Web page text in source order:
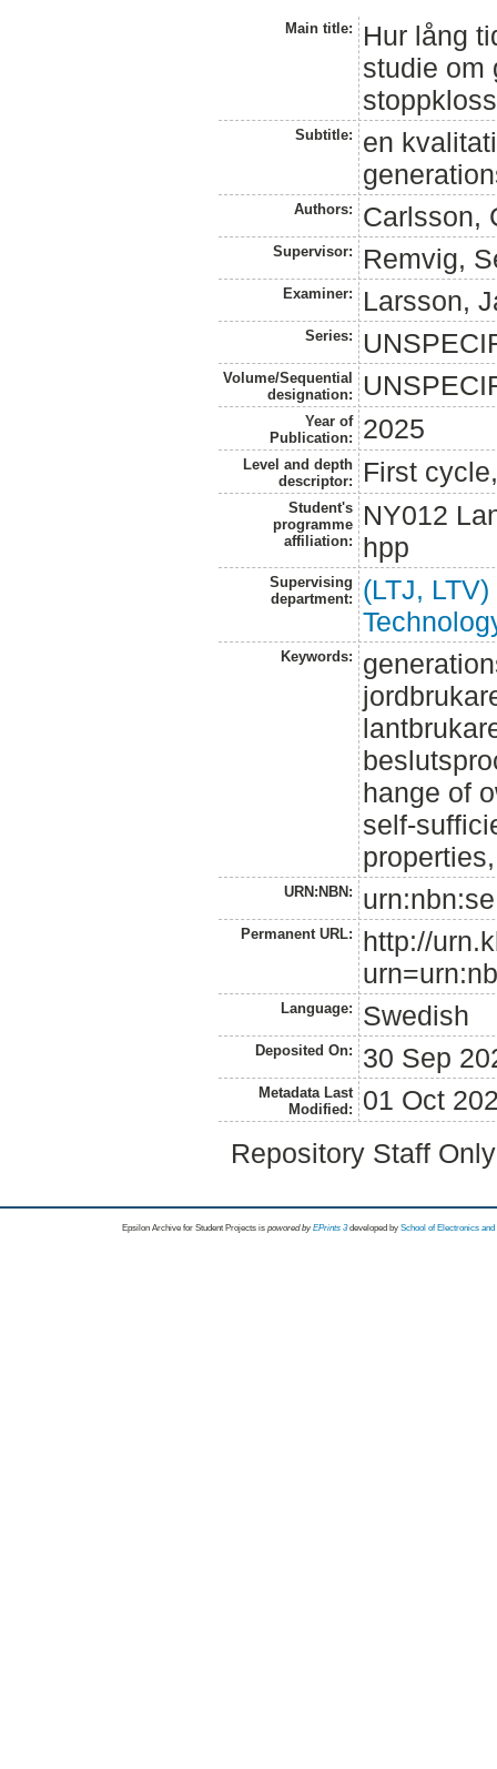
Main title:
Hur lång
studie om
Subtitle:
en
Authors: Carlsson,
Supervisor: Remvig,
Examiner: Larsson,
Series:
Volume/Sequential
designation:
Year of
Publication:
2025
Level and depth
descriptor:
First
Student's
programme
affiliation:
NY012
hpp
Supervising
department:
(LTJ,
Keywords:
hange of
self-
URN:NBN:
Permanent URL:
http://
Language: Swedish
Deposited On: 30 Sep
Metadata Last
Modified:
01 Oct
Repository Staff
Epsilon Archive for Student Projects is powored byEPrints 3 developed by School of Electronics